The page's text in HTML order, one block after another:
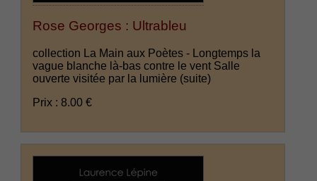
Rose Georges : Ultrableu
collection La Main aux Poètes - Longtemps la
vague blanche là-bas contre le vent Salle
ouverte visitée par la lumière (suite)
Prix : 8.00 €